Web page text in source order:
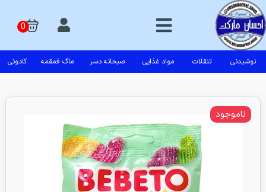
نوشیدنی تنقلات مواد غذایی صبحانه دسر ماگ قمقمه کادوئی
ناموجود